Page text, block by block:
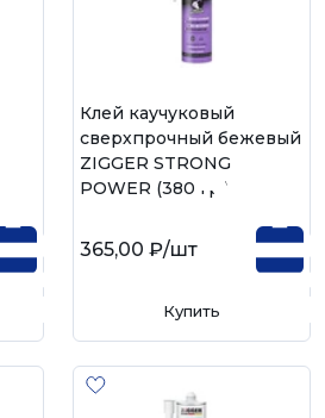
Клей каучуковый
сверхпрочный бежевый
ZIGGER STRONG
POWER (380 гр.)
365,00 ₽/шт
Купить